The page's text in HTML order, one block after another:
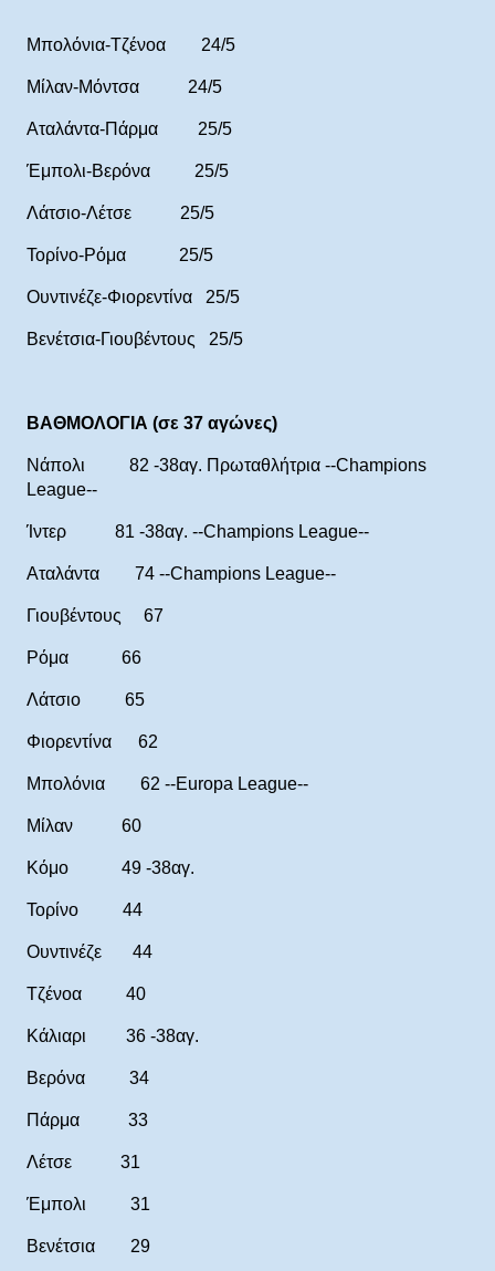
Μπολόνια-Τζένοα 24/5
Μίλαν-Μόντσα 24/5
Αταλάντα-Πάρμα 25/5
Έμπολι-Βερόνα 25/5
Λάτσιο-Λέτσε 25/5
Τορίνο-Ρόμα 25/5
Ουντινέζε-Φιορεντίνα 25/5
Βενέτσια-Γιουβέντους 25/5
ΒΑΘΜΟΛΟΓΙΑ (σε 37 αγώνες)
Νάπολι 82 -38αγ. Πρωταθλήτρια --Champions
League--
Ίντερ 81 -38αγ. --Champions League--
Αταλάντα 74 --Champions League--
Γιουβέντους 67
Ρόμα 66
Λάτσιο 65
Φιορεντίνα 62
Μπολόνια 62 --Europa League--
Μίλαν 60
Κόμο 49 -38αγ.
Τορίνο 44
Ουντινέζε 44
Τζένοα 40
Κάλιαρι 36 -38αγ.
Βερόνα 34
Πάρμα 33
Λέτσε 31
Έμπολι 31
Βενέτσια 29